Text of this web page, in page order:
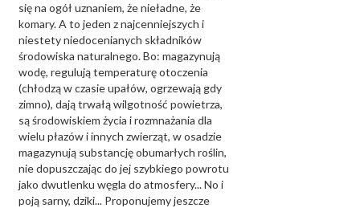
się na ogół uznaniem, że nieładne, że
komary. A to jeden z najcenniejszych i
niestety niedocenianych składników
środowiska naturalnego. Bo: magazynują
wodę, regulują temperaturę otoczenia
(chłodzą w czasie upałów, ogrzewają gdy
zimno), dają trwałą wilgotność powietrza,
są środowiskiem życia i rozmnażania dla
wielu płazów i innych zwierząt, w osadzie
magazynują substancję obumarłych roślin,
nie dopuszczając do jej szybkiego powrotu
jako dwutlenku węgla do atmosfery... No i
poją sarny, dziki... Proponujemy jeszcze